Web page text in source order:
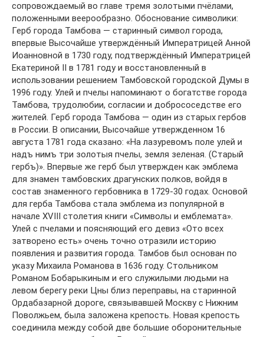
сопровождаемый во главе тремя золотыми пчёлами,
положенными веерообразно. Обоснование символики:
Герб города Тамбова — старинный символ города,
впервые Высочайше утверждённый Императрицей Анной
Иоанновной в 1730 году, подтверждённый Императрицей
Екатериной II в 1781 году и восстановленный в
использовании решением Тамбовской городской Думы в
1996 году. Улей и пчелы напоминают о богатстве города
Тамбова, трудолюбии, согласии и добрососедстве его
жителей. Герб города Тамбова — один из старых гербов
в России. В описании, Высочайше утвержденном 16
августа 1781 года сказано: «На лазуревомъ поле улей и
надъ нимъ три золотыя пчелы, земля зеленая. (Старый
гербъ)». Впервые же герб был утвержден как эмблема
для знамен тамбовских драгунских полков, войдя в
состав знаменного гербовника в 1729-30 годах. Основой
для герба Тамбова стала эмблема из популярной в
начале XVIII столетия книги «Символы и емблемата».
Улей с пчелами и поясняющий его девиз «Ото всех
затворено есть» очень точно отразили историю
появления и развития города. Тамбов был основан по
указу Михаила Романова в 1636 году. Стольником
Романом Бобарыкиным и его служилыми людьми на
левом берегу реки Цны близ переправы, на старинной
Ордабазарной дороге, связывавшей Москву с Нижним
Поволжьем, была заложена крепость. Новая крепость
соединила между собой две большие оборонительные